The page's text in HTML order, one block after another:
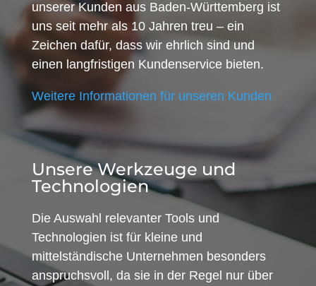
unserer Kunden aus Baden-Württemberg ist
uns seit mehr als 10 Jahren treu – ein
Zeichen dafür, dass wir ehrlich sind und
einen langfristigen Kundenservice bieten.
Weitere Informationen für unseren Kunden
Unsere Werkzeuge und
Technologien
Die Auswahl relevanter Tools und
Technologien ist für kleine und
mittelständische Unternehmen besonders
anspruchsvoll, da sie in der Regel nur über